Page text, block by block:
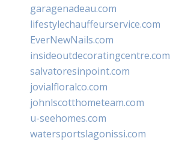
garagenadeau.com
lifestylechauffeurservice.com
EverNewNails.com
insideoutdecoratingcentre.com
salvatoresinpoint.com
jovialfloralco.com
johnlscotthometeam.com
u-seehomes.com
watersportslagonissi.com